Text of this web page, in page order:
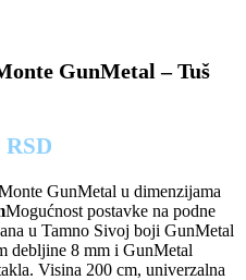
GunMetal – Tuš
RSD
je:
14.900,00 RSD.
GunMetal u dimenzijama
Mogućnost postavke na podne
u Tamno Sivoj boji GunMetal
debljine 8 mm i GunMetal
Visina 200 cm, univerzalna